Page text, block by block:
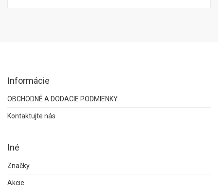
Informácie
OBCHODNÉ A DODACIE PODMIENKY
Kontaktujte nás
Iné
Značky
Akcie